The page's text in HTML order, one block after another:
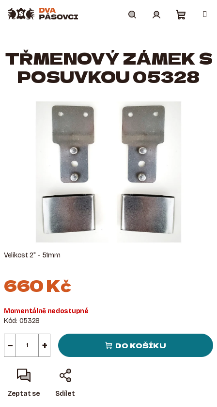
košík
Velikost 2" - 51mm
660 Kč
cena:
Momentálně nedostupné
Kód: 05328
+
− DO KOŠÍKU
Zeptat se Sdílet
TŘMENOVÝ ZÁMEK S
POSUVKOU 05328